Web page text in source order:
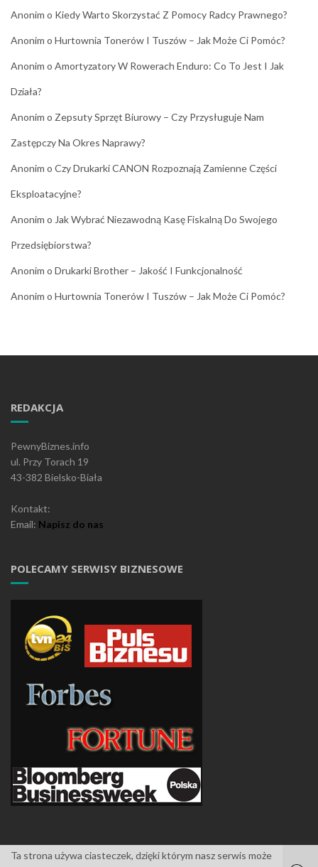
Anonim o Kiedy Warto Skorzystać Z Pomocy Radcy Prawnego?
Anonim o Hurtownia Tonerów I Tuszów – Jak Może Ci Pomóc?
Anonim o Amortyzatory W Rowerach Enduro: Co To Jest I Jak
Działa?
Anonim o Zepsuty Sprzęt Biurowy – Czy Przysługuje Nam
Zastępczy Na Okres Naprawy?
Anonim o Czy Drukarki CANON Rozpoznają Zamienne Części
Eksploatacyjne?
Anonim o Jak Wybrać Niezawodną Kasę Fiskalną Do Swojego
Przedsiębiorstwa?
Anonim o Drukarki Brother – Jakość I Funkcjonalność
Anonim o Hurtownia Tonerów I Tuszów – Jak Może Ci Pomóc?
REDAKCJA
PewnyBiznes.info
ul. Przy Torach 19
43-382 Bielsko-Biała
Kontakt:
Email: Napisz do nas
POLECAMY SERWISY BIZNESOWE
Ta strona używa ciasteczek, dzięki którym nasz serwis może